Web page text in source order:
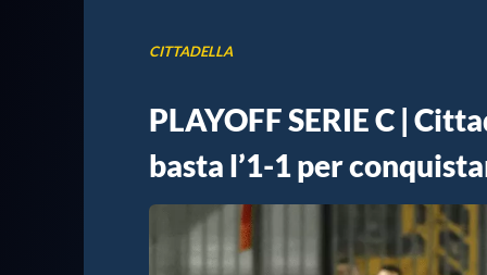
CITTADELLA
PLAYOFF SERIE C |
basta l’1-1 per